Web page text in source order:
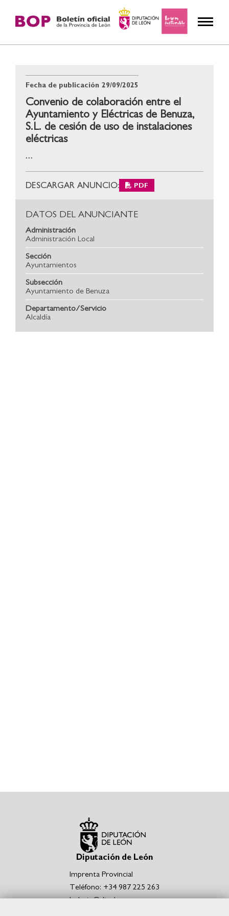
Convenio de colaboración entre el
Ayuntamiento y Eléctricas de Benuza,
S.L. de cesión de uso de instalaciones
eléctricas
...
Fecha de publicación 29/09/2025
DESCARGAR ANUNCIO: PDF
DATOS DEL ANUNCIANTE
Administración
Administración Local
Sección
Ayuntamientos
Subsección
Ayuntamiento de Benuza
Departamento/Servicio
Alcaldía
Diputación de León
Imprenta Provincial
Teléfono: +34 987 225 263
boletin@dipuleon.es